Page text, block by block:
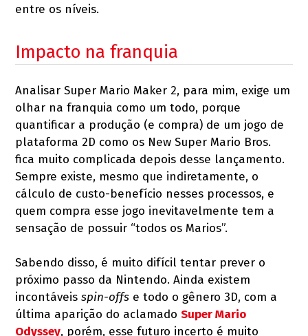
entre os níveis.
Impacto na franquia
Analisar Super Mario Maker 2, para mim, exige um
olhar na franquia como um todo, porque
quantificar a produção (e compra) de um jogo de
plataforma 2D como os New Super Mario Bros.
fica muito complicada depois desse lançamento.
Sempre existe, mesmo que indiretamente, o
cálculo de custo-benefício nesses processos, e
quem compra esse jogo inevitavelmente tem a
sensação de possuir “todos os Marios”.
Sabendo disso, é muito difícil tentar prever o
próximo passo da Nintendo. Ainda existem
incontáveisspin-offs e todo o gênero 3D, com a
última aparição do aclamadoSuper Mario
Odyssey, porém, esse futuro incerto é muito